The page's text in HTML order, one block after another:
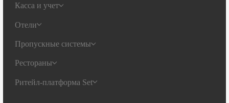
Касса и учет
Отели
Пропускные системы
Рестораны
Ритейл-платформа Set